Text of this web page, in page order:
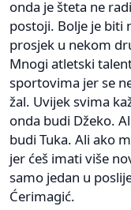
onda je šteta ne
postoji. Bolje je biti
prosjek u nekom
Mnogi atletski
sportovima jer se
žal. Uvijek svima
onda budi Džeko.
budi Tuka. Ali ako
jer ćeš imati više
samo jedan u
Ćerimagić.